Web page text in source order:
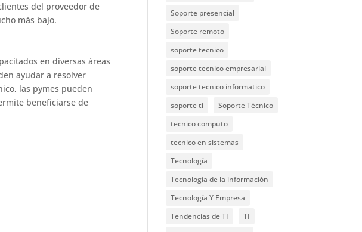
del proveedor de
más bajo.
en diversas áreas
ayudar a resolver
las pymes pueden
beneficiarse de
Soporte presencial
Soporte remoto
soporte tecnico
soporte tecnico empresarial
soporte tecnico informatico
soporte ti
Soporte Técnico
tecnico computo
tecnico en sistemas
Tecnología
Tecnología de la información
Tecnología Y Empresa
Tendencias de TI
TI